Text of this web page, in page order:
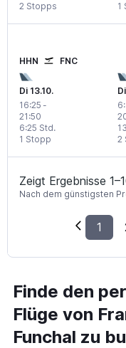
2 Stopps 1
HHN FNC
Di 13.10.
16:25 -
21:50
1 Stopp
6:25 Std.
2
Zeigt Ergebnisse
Nach dem günstigsten
1
Finde den
Flüge von
Funchal zu